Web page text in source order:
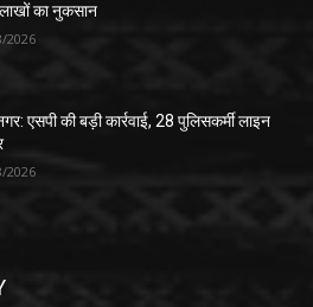
का नुकसान
2026
एसपी की बड़ी कार्रवाई, 28 पुलिसकर्मी लाइन
2026